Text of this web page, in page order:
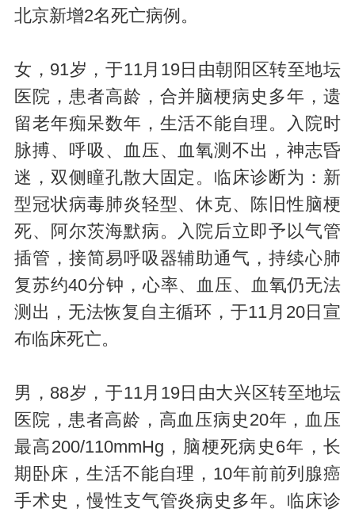
北京新增2名死亡病例。
女，91岁，于11月19日由朝阳区转至地坛
医院，患者高龄，合并脑梗病史多年，遗
留老年痴呆数年，生活不能自理。入院时
脉搏、呼吸、血压、血氧测不出，神志昏
迷，双侧瞳孔散大固定。临床诊断为：新
型冠状病毒肺炎轻型、休克、陈旧性脑梗
死、阿尔茨海默病。入院后立即予以气管
插管，接简易呼吸器辅助通气，持续心肺
复苏约40分钟，心率、血压、血氧仍无法
测出，无法恢复自主循环，于11月20日宣
布临床死亡。
男，88岁，于11月19日由大兴区转至地坛
医院，患者高龄，高血压病史20年，血压
最高200/110mmHg，脑梗死病史6年，长
期卧床，生活不能自理，10年前前列腺癌
手术史，慢性支气管炎病史多年。临床诊